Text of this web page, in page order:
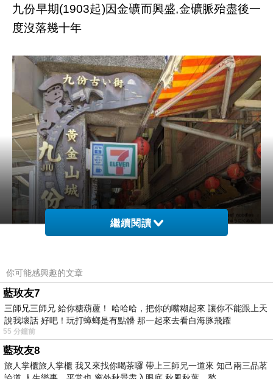
九份早期(1903起)因金礦而興盛,金礦脈殆盡後一
度沒落幾十年
繼續閱讀
你可能感興趣的文章
藍玫友7
三師兄三師兄 給你糖葫蘆！ 哈哈哈，把你的嘴糊起來 讓你不能跟上天
說我壞話 好吧！玩打蟑螂是有點髒 那一起來去看白海豚飛躍
55 分鐘前
藍玫友8
旅人掌櫃旅人掌櫃 我又來找你喝茶囉 帶上三師兄一道來 知己兩三品茗